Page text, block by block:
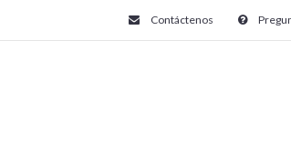
Contáctenos